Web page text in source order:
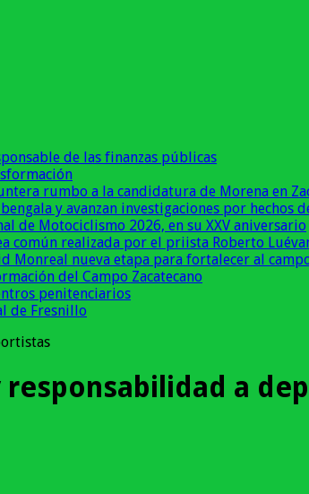
de las finanzas públicas
rumbo a la candidatura de Morena en
y avanzan investigaciones por hechos
de Motociclismo 2026, en su XXV aniversario
común realizada por el priista Roberto
Monreal nueva etapa para fortalecer al
del Campo Zacatecano
penitenciarios
de Fresnillo
a